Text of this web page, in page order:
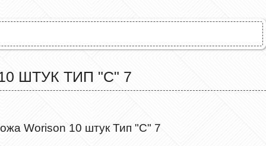
ШТУК ТИП "C" 7
Worison 10 штук Тип "C" 7